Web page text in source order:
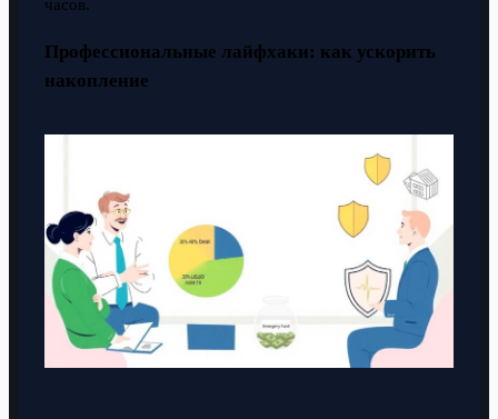
часов.
Профессиональные лайфхаки: как ускорить
накопление